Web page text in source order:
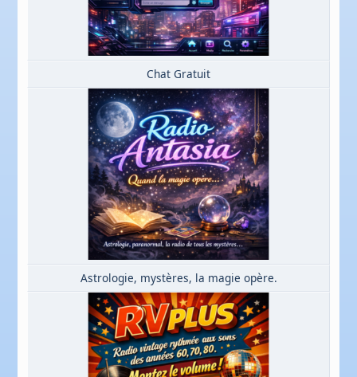
Chat Gratuit
Astrologie, mystères, la magie opère.